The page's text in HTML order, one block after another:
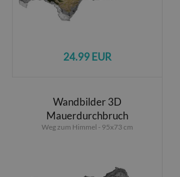
24.99 EUR
Wandbilder 3D
Mauerdurchbruch
Weg zum Himmel - 95x73 cm